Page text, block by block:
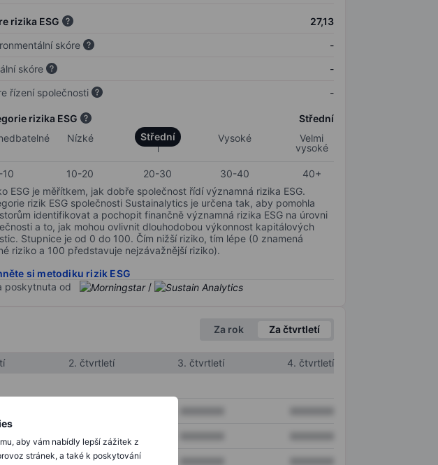
aby vám nabídly lepší zážitek z
stránek, a také k poskytování
rizika ESG
27,13
skóre
-
skóre
-
řízení společnosti
-
rizika ESG
Střední
Nízké Střední Vysoké
Velmi
vysoké
10 10-20 20-30 30-40
40+
ESG je měřítkem, jak dobře společnost řídí významná rizika ESG.
rizik ESG společnosti Sustainalytics je určena tak, aby pomohla
identifikovat a pochopit finančně významná rizika ESG na úrovni
a to, jak mohou ovlivnit dlouhodobou výkonnost kapitálových
Stupnice je od 0 do 100. Čím nižší riziko, tím lépe (0 znamená
riziko a 100 představuje nejzávažnější riziko).
si metodiku rizik ESG
poskytnuta od
/
Za rok Za čtvrtletí
2. čtvrtletí 3. čtvrtletí
4. čtvrtletí
XXXXXXX
XXXXXXX